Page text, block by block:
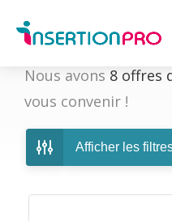
Nous avons 8 offres
vous convenir !
Afficher les